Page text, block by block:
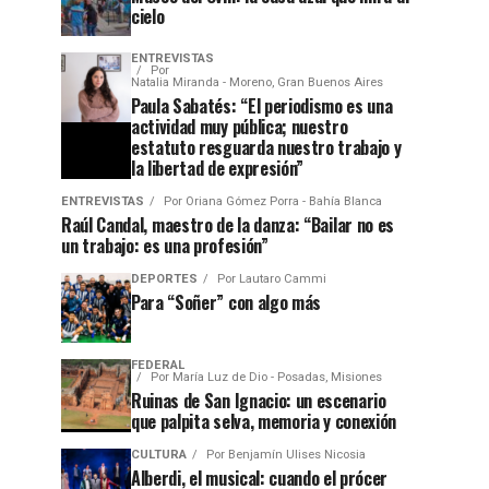
cielo
ENTREVISTAS
Por
Natalia Miranda - Moreno, Gran Buenos Aires
Paula Sabatés: “El periodismo es una
actividad muy pública; nuestro
estatuto resguarda nuestro trabajo y
la libertad de expresión”
ENTREVISTAS Por Oriana Gómez Porra - Bahía Blanca
Raúl Candal, maestro de la danza: “Bailar no es
un trabajo: es una profesión”
DEPORTES Por Lautaro Cammi
Para “Soñer” con algo más
FEDERAL
Por María Luz de Dio - Posadas, Misiones
Ruinas de San Ignacio: un escenario
que palpita selva, memoria y conexión
CULTURA Por Benjamín Ulises Nicosia
Alberdi, el musical: cuando el prócer